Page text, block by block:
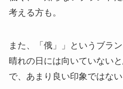
考える方も。
また、「俄」」というブラ
晴れの日には向いていない
で、あまり良い印象ではない